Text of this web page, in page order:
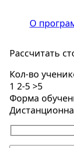
О
Рассчитать
Кол-во
1 2-5 >5
Форма